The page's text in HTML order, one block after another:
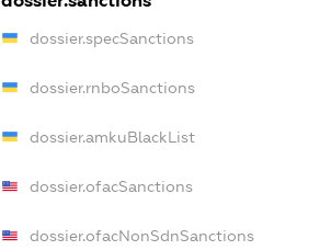
dossier.specSanctions
dossier.rnboSanctions
dossier.amkuBlackList
dossier.ofacSanctions
dossier.ofacNonSdnSanctions